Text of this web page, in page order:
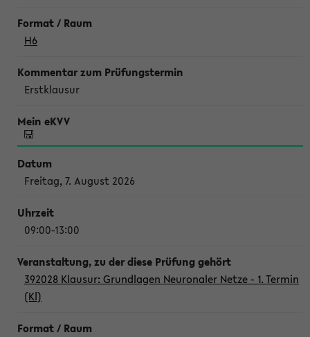
H6
Erstklausur
Freitag, 7. August 2026
09:00-13:00
392028 Klausur: Grundlagen Neuronaler Netze - 1. Termin
(Kl)